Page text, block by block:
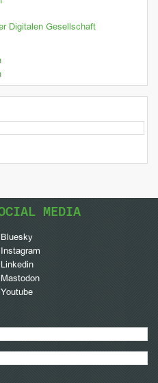
Digitalen Gesellschaft
MEDIA
Bluesky
Instagram
Linkedin
Mastodon
Youtube